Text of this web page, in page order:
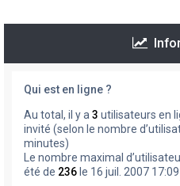
Qui est en ligne ?
Au total, il y a 3 utilisateurs en
invité (selon le nombre
minutes)
Le nombre maximal
été de 236 le 16 juil. 2007 17:09